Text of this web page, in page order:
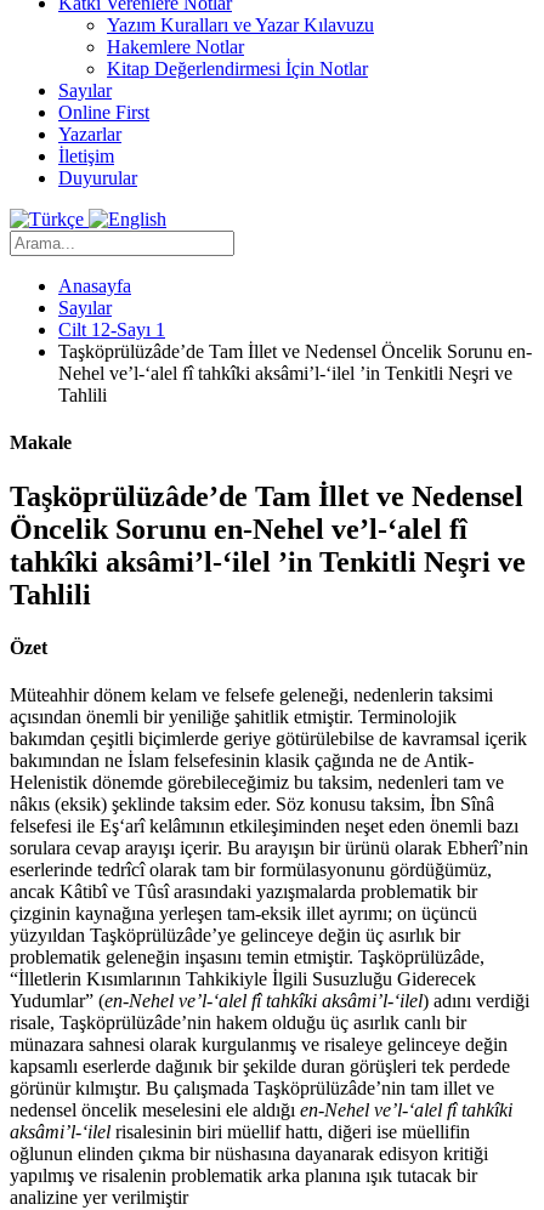
Yazım Kuralları ve Yazar Kılavuzu
Hakemlere Notlar
Kitap Değerlendirmesi İçin Notlar
Sayılar
Online First
Yazarlar
İletişim
Duyurular
Anasayfa
Sayılar
Cilt 12-Sayı 1
Taşköprülüzâde’de Tam İllet ve Nedensel Öncelik Sorunu en-
Nehel ve’l-‘alel fî tahkîki aksâmi’l-‘ilel ’in Tenkitli Neşri ve
Tahlili
Makale
Taşköprülüzâde’de Tam İllet ve Nedensel
Öncelik Sorunu en-Nehel ve’l-‘alel fî
tahkîki aksâmi’l-‘ilel ’in Tenkitli Neşri ve
Tahlili
Özet
Müteahhir dönem kelam ve felsefe geleneği, nedenlerin taksimi
açısından önemli bir yeniliğe şahitlik etmiştir. Terminolojik
bakımdan çeşitli biçimlerde geriye götürülebilse de kavramsal içerik
bakımından ne İslam felsefesinin klasik çağında ne de Antik-
Helenistik dönemde görebileceğimiz bu taksim, nedenleri tam ve
nâkıs (eksik) şeklinde taksim eder. Söz konusu taksim, İbn Sînâ
felsefesi ile Eş‘arî kelâmının etkileşiminden neşet eden önemli bazı
sorulara cevap arayışı içerir. Bu arayışın bir ürünü olarak Ebherî’nin
eserlerinde tedrîcî olarak tam bir formülasyonunu gördüğümüz,
ancak Kâtibî ve Tûsî arasındaki yazışmalarda problematik bir
çizginin kaynağına yerleşen tam-eksik illet ayrımı; on üçüncü
yüzyıldan Taşköprülüzâde’ye gelinceye değin üç asırlık bir
problematik geleneğin inşasını temin etmiştir. Taşköprülüzâde,
“İlletlerin Kısımlarının Tahkikiyle İlgili Susuzluğu Giderecek
Yudumlar” (en-Nehel ve’l-‘alel fî tahkîki aksâmi’l-‘ilel) adını verdiği
risale, Taşköprülüzâde’nin hakem olduğu üç asırlık canlı bir
münazara sahnesi olarak kurgulanmış ve risaleye gelinceye değin
kapsamlı eserlerde dağınık bir şekilde duran görüşleri tek perdede
görünür kılmıştır. Bu çalışmada Taşköprülüzâde’nin tam illet ve
nedensel öncelik meselesini ele aldığı en-Nehel ve’l-‘alel fî tahkîki
aksâmi’l-‘ilel risalesinin biri müellif hattı, diğeri ise müellifin
oğlunun elinden çıkma bir nüshasına dayanarak edisyon kritiği
yapılmış ve risalenin problematik arka planına ışık tutacak bir
analizine yer verilmiştir